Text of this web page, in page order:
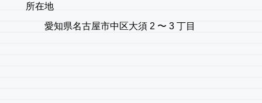
所在地
愛知県名古屋市中区大須 2 〜 3 丁目